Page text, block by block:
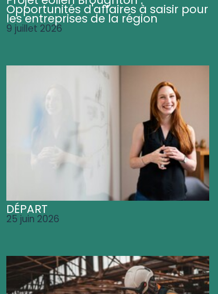
Opportunités d'affaires à saisir pour
les entreprises de la région
9 juillet 2026
DÉPART
25 juin 2026